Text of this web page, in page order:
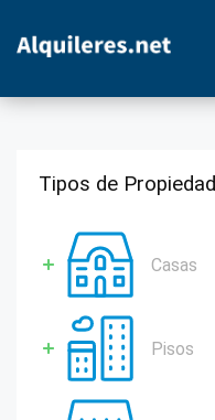
Tipos de Propiedad
Casas
Pisos